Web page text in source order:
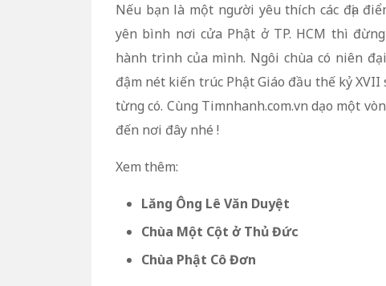
Nếu bạn là một người yêu thích các địa
yên bình nơi cửa Phật ở TP. HCM thì
hành trình của mình. Ngôi chùa có niên
đậm nét kiến trúc Phật Giáo đầu thế kỷ
từng có. Cùng Timnhanh.com.vn dạo một
đến nơi đây nhé !
Xem thêm:
Lăng Ông Lê Văn Duyệt
Chùa Một Cột ở Thủ Đức
Chùa Phật Cô Đơn